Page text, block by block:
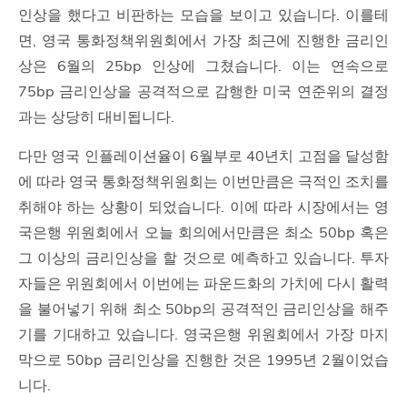
인상을 했다고 비판하는 모습을 보이고 있습니다. 이를테
면, 영국 통화정책위원회에서 가장 최근에 진행한 금리인
상은 6월의 25bp 인상에 그쳤습니다. 이는 연속으로
75bp 금리인상을 공격적으로 감행한 미국 연준위의 결정
과는 상당히 대비됩니다.
다만 영국 인플레이션율이 6월부로 40년치 고점을 달성함
에 따라 영국 통화정책위원회는 이번만큼은 극적인 조치를
취해야 하는 상황이 되었습니다. 이에 따라 시장에서는 영
국은행 위원회에서 오늘 회의에서만큼은 최소 50bp 혹은
그 이상의 금리인상을 할 것으로 예측하고 있습니다. 투자
자들은 위원회에서 이번에는 파운드화의 가치에 다시 활력
을 불어넣기 위해 최소 50bp의 공격적인 금리인상을 해주
기를 기대하고 있습니다. 영국은행 위원회에서 가장 마지
막으로 50bp 금리인상을 진행한 것은 1995년 2월이었습
니다.